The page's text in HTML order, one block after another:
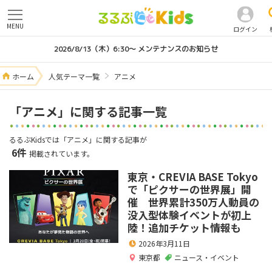
ログイン
MENU
2026/8/13（木）6:30～ メンテナンスのお知らせ
ホーム 人気テーマ一覧 アニメ
「アニメ」に関する記事一覧
るるぶKidsでは「アニメ」に関する記事が
6件 掲載されています。
東京・CREVIA BASE Tokyo
で「ピクサーの世界展」開
催 世界累計350万人動員の
没入型体験イベントが初上
陸！追加チケット情報も
2026年3月11日
東京都
ニュース・イベント